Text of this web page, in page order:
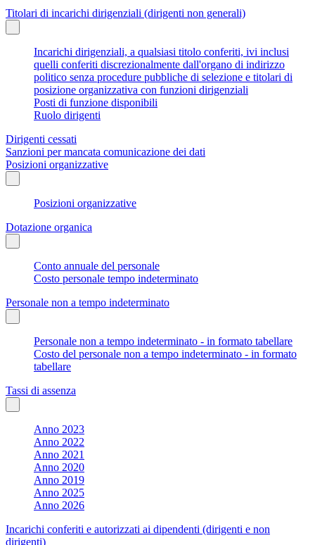
Titolari di incarichi dirigenziali (dirigenti non generali)
Incarichi dirigenziali, a qualsiasi titolo conferiti, ivi inclusi
quelli conferiti discrezionalmente dall'organo di indirizzo
politico senza procedure pubbliche di selezione e titolari di
posizione organizzativa con funzioni dirigenziali
Posti di funzione disponibili
Ruolo dirigenti
Dirigenti cessati
Sanzioni per mancata comunicazione dei dati
Posizioni organizzative
Posizioni organizzative
Dotazione organica
Conto annuale del personale
Costo personale tempo indeterminato
Personale non a tempo indeterminato
Personale non a tempo indeterminato - in formato tabellare
Costo del personale non a tempo indeterminato - in formato
tabellare
Tassi di assenza
Anno 2023
Anno 2022
Anno 2021
Anno 2020
Anno 2019
Anno 2025
Anno 2026
Incarichi conferiti e autorizzati ai dipendenti (dirigenti e non
dirigenti)